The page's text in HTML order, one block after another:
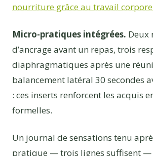
nourriture grâce au travail
Micro-pratiques intégrées. Deux
d’ancrage avant un repas, trois
diaphragmatiques après une
balancement latéral 30 secondes
: ces inserts renforcent les acquis
formelles.
Un journal de sensations tenu
pratique — trois lignes suffisent —